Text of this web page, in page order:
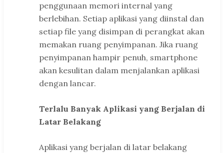
penggunaan memori internal yang
berlebihan. Setiap aplikasi yang diinstal dan
setiap file yang disimpan di perangkat akan
memakan ruang penyimpanan. Jika ruang
penyimpanan hampir penuh, smartphone
akan kesulitan dalam menjalankan aplikasi
dengan lancar.
Terlalu Banyak Aplikasi yang Berjalan di
Latar Belakang
Aplikasi yang berjalan di latar belakang